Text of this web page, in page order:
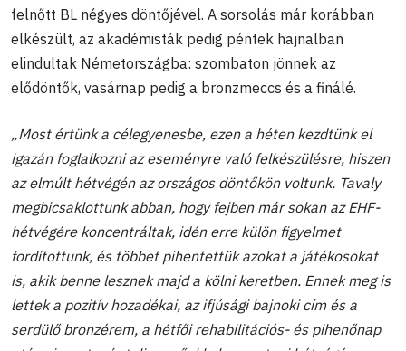
felnőtt BL négyes döntőjével. A sorsolás már korábban
elkészült, az akadémisták pedig péntek hajnalban
elindultak Németországba: szombaton jönnek az
elődöntők, vasárnap pedig a bronzmeccs és a finálé.
„Most értünk a célegyenesbe, ezen a héten kezdtünk el
igazán foglalkozni az eseményre való felkészülésre, hiszen
az elmúlt hétvégén az országos döntőkön voltunk. Tavaly
megbicsaklottunk abban, hogy fejben már sokan az EHF-
hétvégére koncentráltak, idén erre külön figyelmet
fordítottunk, és többet pihentettük azokat a játékosokat
is, akik benne lesznek majd a kölni keretben. Ennek meg is
lettek a pozitív hozadékai, az ifjúsági bajnoki cím és a
serdülő bronzérem, a hétfői rehabilitációs- és pihenőnap